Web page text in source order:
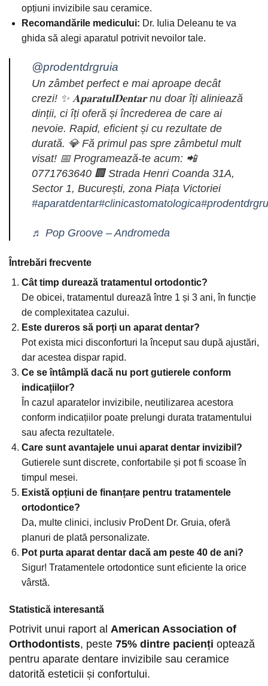
opțiuni invizibile sau ceramice.
Recomandările medicului: Dr. Iulia Deleanu te va
ghida să alegi aparatul potrivit nevoilor tale.
@prodentdrgruia
Un zâmbet perfect e mai aproape decât
crezi! ✨ 𝐀𝐩𝐚𝐫𝐚𝐭𝐮𝐥𝐃𝐞𝐧𝐭𝐚𝐫 nu doar îți aliniează
dinții, ci îți oferă și încrederea de care ai
nevoie. Rapid, eficient și cu rezultate de
durată. 💎 Fă primul pas spre zâmbetul mult
visat! 📅 Programează-te acum: 📲
0771763640 🏢 Strada Henri Coanda 31A,
Sector 1, București, zona Piața Victoriei
#aparatdentar#clinicastomatologica
♬ Pop Groove – Andromeda
Întrebări frecvente
Cât timp durează tratamentul ortodontic?
De obicei, tratamentul durează între 1 și 3 ani, în funcție
de complexitatea cazului.
Este dureros să porți un aparat dentar?
Pot exista mici disconforturi la început sau după ajustări,
dar acestea dispar rapid.
Ce se întâmplă dacă nu port gutierele conform
indicațiilor?
În cazul aparatelor invizibile, neutilizarea acestora
conform indicațiilor poate prelungi durata tratamentului
sau afecta rezultatele.
Care sunt avantajele unui aparat dentar invizibil?
Gutierele sunt discrete, confortabile și pot fi scoase în
timpul mesei.
Există opțiuni de finanțare pentru tratamentele
ortodontice?
Da, multe clinici, inclusiv ProDent Dr. Gruia, oferă
planuri de plată personalizate.
Pot purta aparat dentar dacă am peste 40 de ani?
Sigur! Tratamentele ortodontice sunt eficiente la orice
vârstă.
Statistică interesantă
Potrivit unui raport al American Association of
Orthodontists, peste 75% dintre pacienți optează
pentru aparate dentare invizibile sau ceramice
datorită esteticii și confortului.